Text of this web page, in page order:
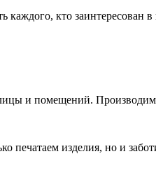
каждого, кто заинтересован
и помещений.
печатаем изделия, но и